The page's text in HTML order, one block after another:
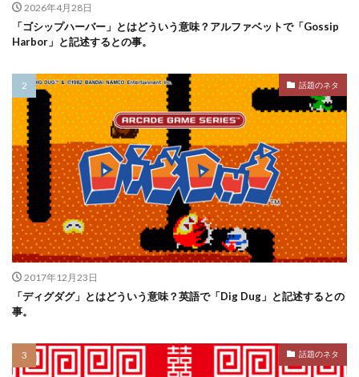
2026年4月28日
「ゴシップハーバー」とはどういう意味？アルファベットで「Gossip
Harbor」と記述するとの事。
話題のネタ
2017年12月23日
「ディグダグ」とはどういう意味？英語で「Dig Dug」と記述するとの
事。
話題のネタ